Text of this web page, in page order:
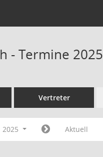
- Termine 2025
Vertreter
2025 Aktuell